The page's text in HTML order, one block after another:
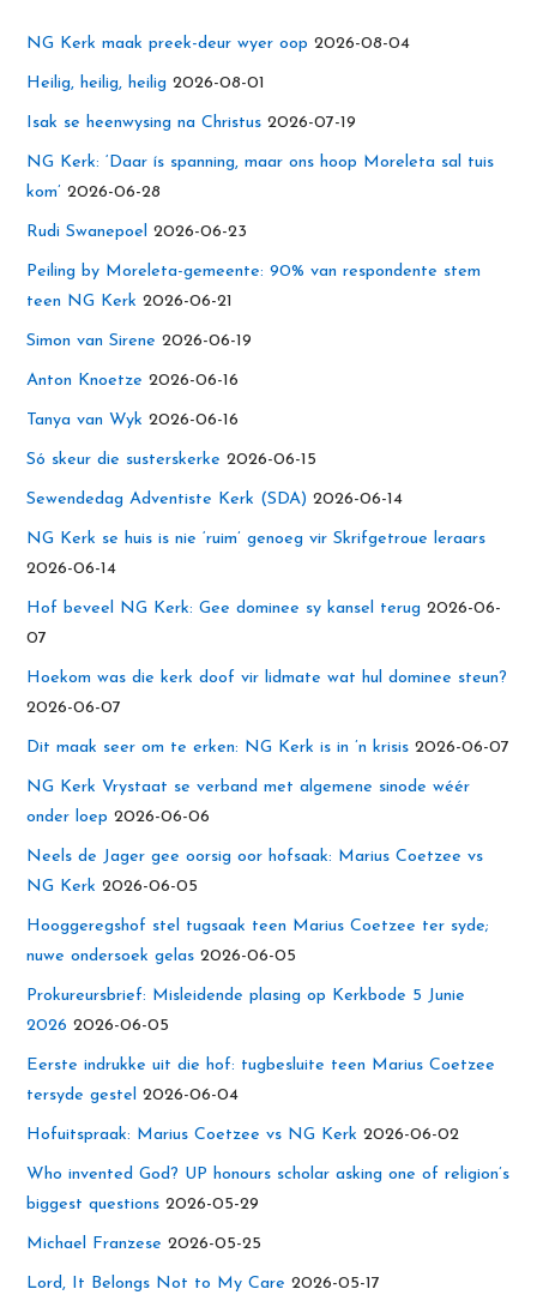
NG Kerk maak preek-deur wyer oop 2026-08-04
Heilig, heilig, heilig 2026-08-01
Isak se heenwysing na Christus 2026-07-19
NG Kerk: ‘Daar ís spanning, maar ons hoop Moreleta sal tuis
kom’ 2026-06-28
Rudi Swanepoel 2026-06-23
Peiling by Moreleta-gemeente: 90% van respondente stem
teen NG Kerk 2026-06-21
Simon van Sirene 2026-06-19
Anton Knoetze 2026-06-16
Tanya van Wyk 2026-06-16
Só skeur die susterskerke 2026-06-15
Sewendedag Adventiste Kerk (SDA) 2026-06-14
NG Kerk se huis is nie ‘ruim’ genoeg vir Skrifgetroue leraars
2026-06-14
Hof beveel NG Kerk: Gee dominee sy kansel terug 2026-06-
07
Hoekom was die kerk doof vir lidmate wat hul dominee steun?
2026-06-07
Dit maak seer om te erken: NG Kerk is in ’n krisis 2026-06-07
NG Kerk Vrystaat se verband met algemene sinode wéér
onder loep 2026-06-06
Neels de Jager gee oorsig oor hofsaak: Marius Coetzee vs
NG Kerk 2026-06-05
Hooggeregshof stel tugsaak teen Marius Coetzee ter syde;
nuwe ondersoek gelas 2026-06-05
Prokureursbrief: Misleidende plasing op Kerkbode 5 Junie
2026 2026-06-05
Eerste indrukke uit die hof: tugbesluite teen Marius Coetzee
tersyde gestel 2026-06-04
Hofuitspraak: Marius Coetzee vs NG Kerk 2026-06-02
Who invented God? UP honours scholar asking one of religion’s
biggest questions 2026-05-29
Michael Franzese 2026-05-25
Lord, It Belongs Not to My Care 2026-05-17